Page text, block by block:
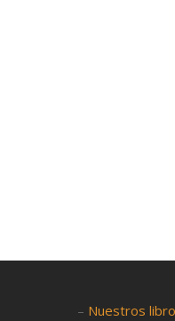
– Nuestros